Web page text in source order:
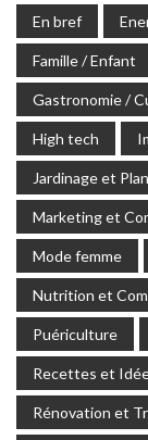
En bref
Famille / Enfant
Gastronomie /
High tech
Jardinage et
Marketing et
Mode femme
Nutrition et
Puériculture
Recettes et
Rénovation et